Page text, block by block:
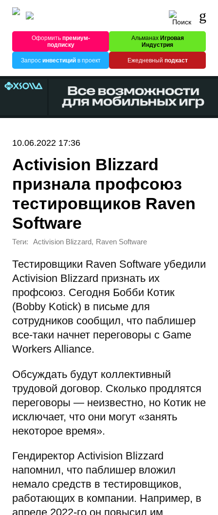
Оформитьпремиум-
подписку
Альманах Игровая
Индустрия
Запрос инвестицийв проект Ежедневный подкаст
10.06.2022 17:36
Activision Blizzard
признала профсоюз
тестировщиков Raven
Software
Теги: Activision Blizzard, Raven Software
Тестировщики Raven Software убедили
Activision Blizzard признать их
профсоюз. Сегодня Бобби Котик
(Bobby Kotick) в письме для
сотрудников сообщил, что паблишер
все-таки начнет переговоры с Game
Workers Alliance.
Обсуждать будут коллективный
трудовой договор. Сколько продлятся
переговоры — неизвестно, но Котик не
исключает, что они могут «занять
некоторое время».
Гендиректор Activision Blizzard
напомнил, что паблишер вложил
немало средств в тестировщиков,
работающих в компании. Например, в
апреле 2022-го он повысил им